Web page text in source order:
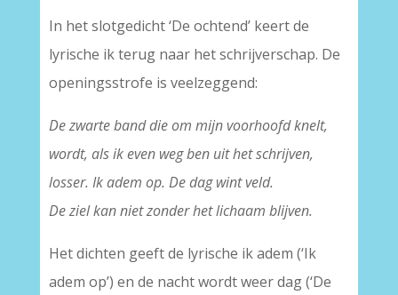
In het slotgedicht ‘De ochtend’ keert de
lyrische ik terug naar het schrijverschap. De
openingsstrofe is veelzeggend:
De zwarte band die om mijn voorhoofd knelt,
wordt, als ik even weg ben uit het schrijven,
losser. Ik adem op. De dag wint veld.
De ziel kan niet zonder het lichaam blijven.
Het dichten geeft de lyrische ik adem (‘Ik
adem op’) en de nacht wordt weer dag (‘De